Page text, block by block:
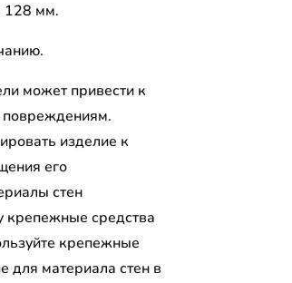
128 мм.
может привести к
изделие к
его
стен
крепежные средства
крепежные
для материала стен в